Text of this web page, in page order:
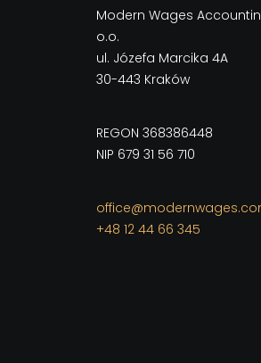
Modern Wages
o.o.
ul. Józefa Marcika 4A
30-443 Kraków
REGON 368386448
NIP 679 31 56 710
+48 12 44 66 345